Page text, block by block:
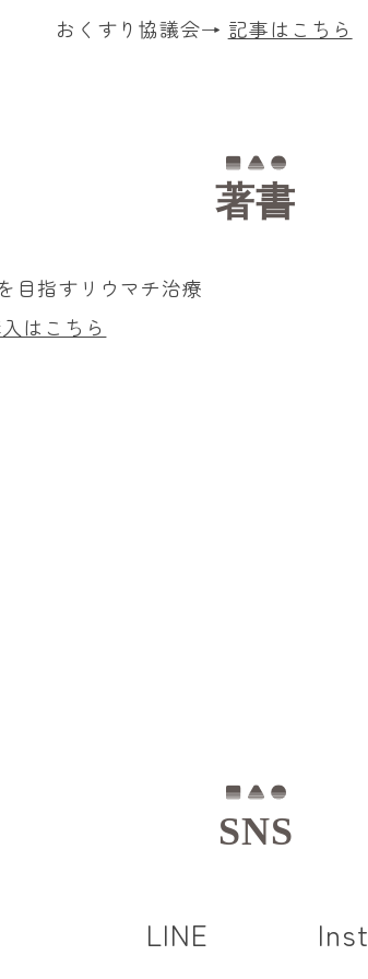
おくすり協議会→ 記事はこちら
著書
目指すリウマチ治療
はこちら
SNS
LINE